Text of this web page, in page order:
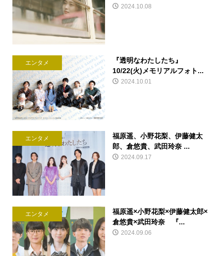
2024.10.08
エンタメ
『透明なわたしたち』
10/22(火)メモリアルフォト...
2024.10.01
エンタメ
福原遥、小野花梨、伊藤健太
郎、倉悠貴、武田玲奈 ...
2024.09.17
エンタメ
福原遥×小野花梨×伊藤健太郎×
倉悠貴×武田玲奈 『...
2024.09.06